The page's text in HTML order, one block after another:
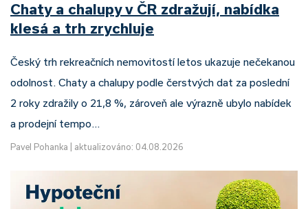
Chaty a chalupy v ČR zdražují, nabídka
klesá a trh zrychluje
Český trh rekreačních nemovitostí letos ukazuje nečekanou
odolnost. Chaty a chalupy podle čerstvých dat za poslední
2 roky zdražily o 21,8 %, zároveň ale výrazně ubylo nabídek
a prodejní tempo…
Pavel Pohanka aktualizováno: 04.08.2026